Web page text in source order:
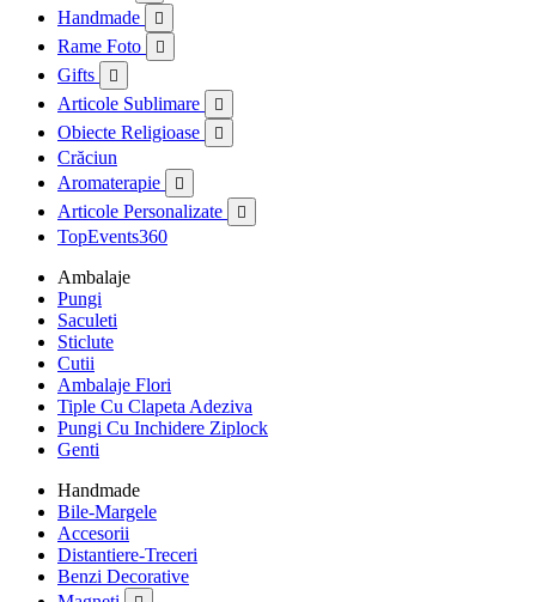
Handmade 
Rame Foto 
Gifts 
Articole Sublimare 
Obiecte Religioase 
Crăciun
Aromaterapie

Articole Personalizate 
TopEvents360
Ambalaje
Pungi
Saculeti
Sticlute
Cutii
Ambalaje Flori
Tiple Cu Clapeta Adeziva
Pungi Cu Inchidere Ziplock
Genti
Handmade
Bile-Margele
Accesorii
Distantiere-Treceri
Benzi Decorative